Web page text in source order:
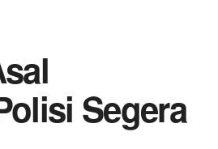
Segera